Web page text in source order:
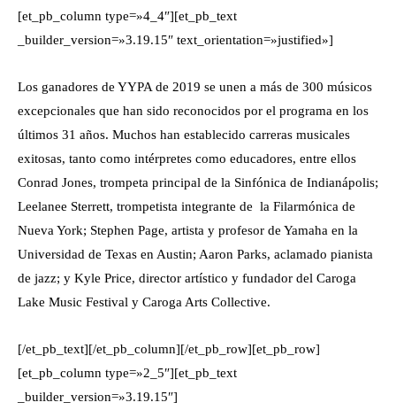
[et_pb_column type=»4_4″][et_pb_text
_builder_version=»3.19.15″ text_orientation=»justified»]
Los ganadores de YYPA de 2019 se unen a más de 300 músicos
excepcionales que han sido reconocidos por el programa en los
últimos 31 años. Muchos han establecido carreras musicales
exitosas, tanto como intérpretes como educadores, entre ellos
Conrad Jones, trompeta principal de la Sinfónica de Indianápolis;
Leelanee Sterrett, trompetista integrante de la Filarmónica de
Nueva York; Stephen Page, artista y profesor de Yamaha en la
Universidad de Texas en Austin; Aaron Parks, aclamado pianista
de jazz; y Kyle Price, director artístico y fundador del Caroga
Lake Music Festival y Caroga Arts Collective.
[/et_pb_text][/et_pb_column][/et_pb_row][et_pb_row]
[et_pb_column type=»2_5″][et_pb_text
_builder_version=»3.19.15″]